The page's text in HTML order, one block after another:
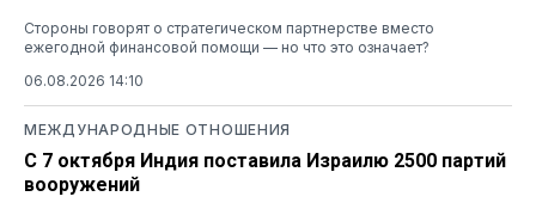
Стороны говорят о стратегическом партнерстве вместо
ежегодной финансовой помощи — но что это означает?
06.08.2026 14:10
МЕЖДУНАРОДНЫЕ ОТНОШЕНИЯ
С 7 октября Индия поставила Израилю 2500 партий
вооружений